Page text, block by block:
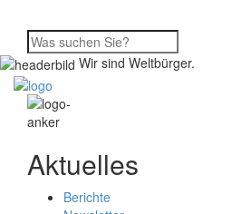
Wir sind Weltbürger.
Aktuelles
Berichte